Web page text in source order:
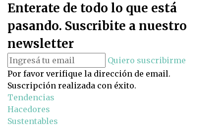
Enterate de todo lo que está
pasando. Suscribite a nuestro
newsletter
Quiero suscribirme
Por favor verifique la dirección de email.
Suscripción realizada con éxito.
Tendencias
Hacedores
Sustentables